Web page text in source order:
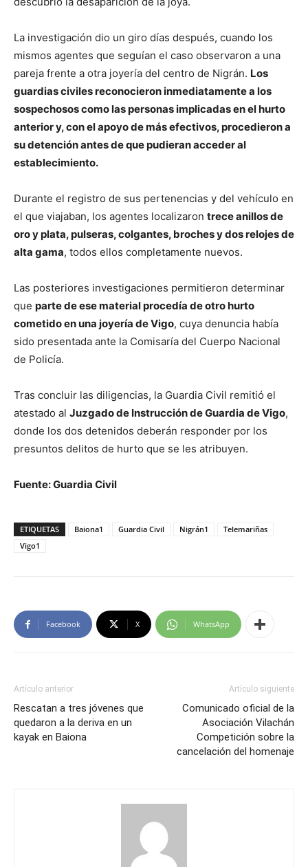
La investigación dio un giro días después, cuando los
mismos agentes que seguían el caso observaron a una
pareja frente a otra joyería del centro de Nigrán. Los
guardias civiles reconocieron inmediatamente a los
sospechosos como las personas implicadas en el hurto
anterior y, con el apoyo de más efectivos, procedieron a
su detención antes de que pudieran acceder al
establecimiento.
Durante el registro de sus pertenencias y del vehículo en
el que viajaban, los agentes localizaron trece anillos de
oro y plata, pulseras, colgantes, broches y dos relojes de
alta gama, todos ellos completamente nuevos.
Las posteriores investigaciones permitieron determinar
que parte de ese material procedía de otro hurto
cometido en una joyería de Vigo, cuya denuncia había
sido presentada ante la Comisaría del Cuerpo Nacional
de Policía.
Tras concluir las diligencias, la Guardia Civil remitió el
atestado al Juzgado de Instrucción de Guardia de Vigo,
donde los dos detenidos deberán responder por los
presuntos delitos de hurto que se les atribuyen.
Fuente: Guardia Civil
ETIQUETAS Baiona1 Guardia Civil Nigrán1
Telemariñas
Vigo1
Facebook X WhatsApp
Artículo anterior
Rescatan a tres jóvenes que
quedaron a la deriva en un
kayak en Baiona
Artículo siguiente
Comunicado oficial de la
Asociación Vilachán
Competición sobre la
cancelación del homenaje